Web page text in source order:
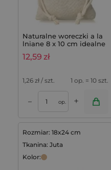
Naturalne woreczki a la
lniane 8 x 10 cm idealne
szt.
12,59 zł
1,26 zł / szt. 1 op. = 10 szt.
– op. +
Rozmiar: 18x24 cm
Tkanina: Juta
Kolor: